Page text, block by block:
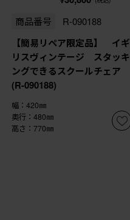
商品番号 R-090188
【簡易リペア限定品】 イギ
リスヴィンテージ スタッキ
ングできるスクールチェア
(R-090188)
幅：420㎜
奥行：480㎜
高さ：770㎜